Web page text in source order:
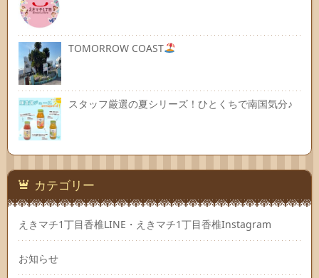
TOMORROW COAST
スタッフ厳選の夏シリーズ！ひとくちで南国気分♪
カテゴリー
えきマチ1丁目香椎LINE・えきマチ1丁目香椎Instagram
お知らせ